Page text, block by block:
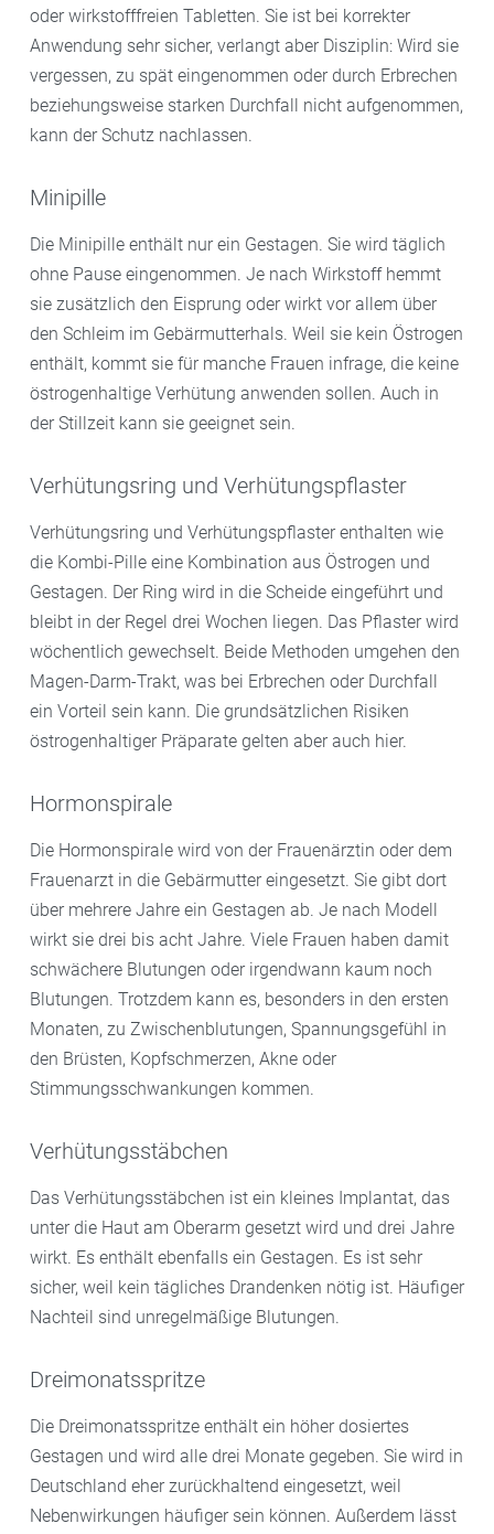
oder wirkstofffreien Tabletten. Sie ist bei korrekter
Anwendung sehr sicher, verlangt aber Disziplin: Wird sie
vergessen, zu spät eingenommen oder durch Erbrechen
beziehungsweise starken Durchfall nicht aufgenommen,
kann der Schutz nachlassen.
Minipille
Die Minipille enthält nur ein Gestagen. Sie wird täglich
ohne Pause eingenommen. Je nach Wirkstoff hemmt
sie zusätzlich den Eisprung oder wirkt vor allem über
den Schleim im Gebärmutterhals. Weil sie kein Östrogen
enthält, kommt sie für manche Frauen infrage, die keine
östrogenhaltige Verhütung anwenden sollen. Auch in
der Stillzeit kann sie geeignet sein.
Verhütungsring und Verhütungspflaster
Verhütungsring und Verhütungspflaster enthalten wie
die Kombi-Pille eine Kombination aus Östrogen und
Gestagen. Der Ring wird in die Scheide eingeführt und
bleibt in der Regel drei Wochen liegen. Das Pflaster wird
wöchentlich gewechselt. Beide Methoden umgehen den
Magen-Darm-Trakt, was bei Erbrechen oder Durchfall
ein Vorteil sein kann. Die grundsätzlichen Risiken
östrogenhaltiger Präparate gelten aber auch hier.
Hormonspirale
Die Hormonspirale wird von der Frauenärztin oder dem
Frauenarzt in die Gebärmutter eingesetzt. Sie gibt dort
über mehrere Jahre ein Gestagen ab. Je nach Modell
wirkt sie drei bis acht Jahre. Viele Frauen haben damit
schwächere Blutungen oder irgendwann kaum noch
Blutungen. Trotzdem kann es, besonders in den ersten
Monaten, zu Zwischenblutungen, Spannungsgefühl in
den Brüsten, Kopfschmerzen, Akne oder
Stimmungsschwankungen kommen.
Verhütungsstäbchen
Das Verhütungsstäbchen ist ein kleines Implantat, das
unter die Haut am Oberarm gesetzt wird und drei Jahre
wirkt. Es enthält ebenfalls ein Gestagen. Es ist sehr
sicher, weil kein tägliches Drandenken nötig ist. Häufiger
Nachteil sind unregelmäßige Blutungen.
Dreimonatsspritze
Die Dreimonatsspritze enthält ein höher dosiertes
Gestagen und wird alle drei Monate gegeben. Sie wird in
Deutschland eher zurückhaltend eingesetzt, weil
Nebenwirkungen häufiger sein können. Außerdem lässt